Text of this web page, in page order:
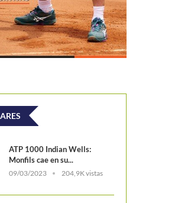
ATP 1000 Indian Wells:
Monfils cae en su...
09/03/2023 204,9K vistas